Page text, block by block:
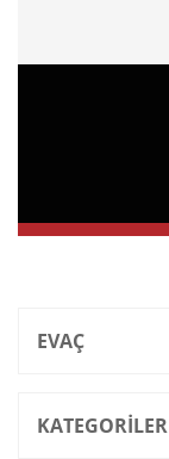
EVAÇ
KATEGORİLER